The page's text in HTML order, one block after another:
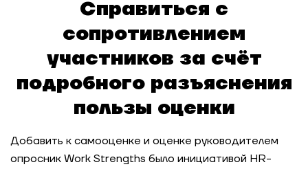
модели лидерских компетенций для
горнодобывающей компании
Актуализация модели компетенций для
систему требований для всех уровней
Стандартизация требований к лидерам для
глобального производителя удобрений
Справиться с
сопротивлением
участников за счёт
подробного разъяснения
пользы оценки
Добавить к самооценке и оценке руководителем
опросник Work Strengths было инициативой HR-